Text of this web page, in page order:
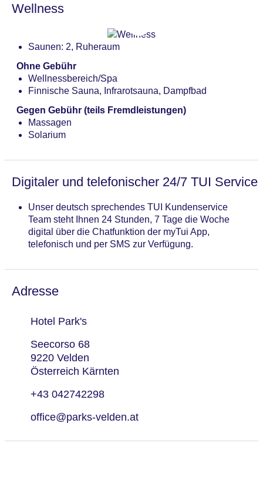
Wellness
Saunen: 2, Ruheraum
Ohne Gebühr
Wellnessbereich/Spa
Finnische Sauna, Infrarotsauna, Dampfbad
Gegen Gebühr (teils Fremdleistungen)
Massagen
Solarium
Digitaler und telefonischer 24/7 TUI Service
Unser deutsch sprechendes TUI Kundenservice
Team steht Ihnen 24 Stunden, 7 Tage die Woche
digital über die Chatfunktion der myTui App,
telefonisch und per SMS zur Verfügung.
Adresse
Hotel Park's
Seecorso 68
9220 Velden
Österreich Kärnten
+43 042742298
office@parks-velden.at